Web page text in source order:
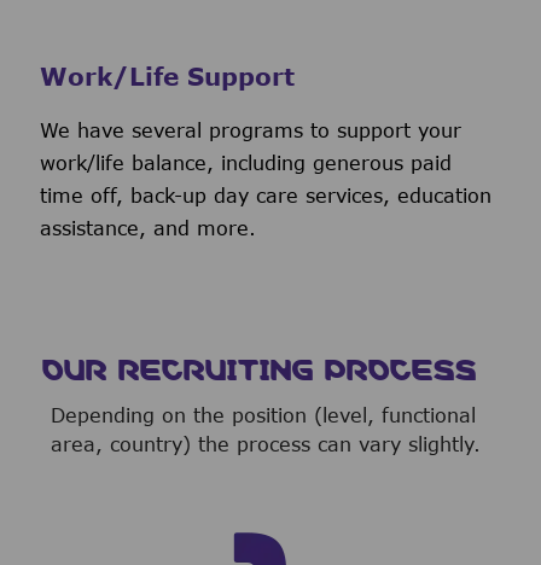
Work/Life Support
We have several programs to support your
work/life balance, including generous paid
time off, back-up day care services, education
assistance, and more.
OUR RECRUITING PROCESS
Depending on the position (level, functional
area, country) the process can vary slightly.